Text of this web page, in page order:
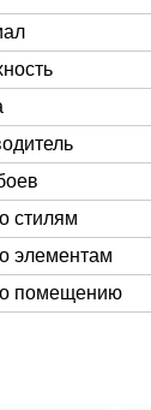
стилям
элементам
помещению